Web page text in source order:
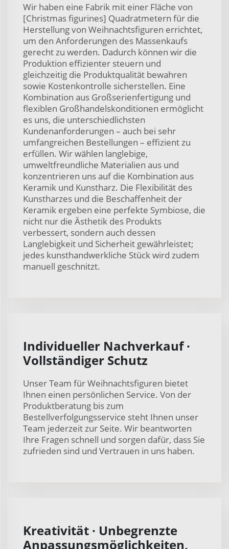
Wir haben eine Fabrik mit einer Fläche von
[Christmas figurines] Quadratmetern für die
Herstellung von Weihnachtsfiguren errichtet,
um den Anforderungen des Massenkaufs
gerecht zu werden. Dadurch können wir die
Produktion effizienter steuern und
gleichzeitig die Produktqualität bewahren
sowie Kostenkontrolle sicherstellen. Eine
Kombination aus Großserienfertigung und
flexiblen Großhandelskonditionen ermöglicht
es uns, die unterschiedlichsten
Kundenanforderungen – auch bei sehr
umfangreichen Bestellungen – effizient zu
erfüllen. Wir wählen langlebige,
umweltfreundliche Materialien aus und
konzentrieren uns auf die Kombination aus
Keramik und Kunstharz. Die Flexibilität des
Kunstharzes und die Beschaffenheit der
Keramik ergeben eine perfekte Symbiose, die
nicht nur die Ästhetik des Produkts
verbessert, sondern auch dessen
Langlebigkeit und Sicherheit gewährleistet;
jedes kunsthandwerkliche Stück wird zudem
manuell geschnitzt.
Individueller Nachverkauf ·
Vollständiger Schutz
Unser Team für Weihnachtsfiguren bietet
Ihnen einen persönlichen Service. Von der
Produktberatung bis zum
Bestellverfolgungsservice steht Ihnen unser
Team jederzeit zur Seite. Wir beantworten
Ihre Fragen schnell und sorgen dafür, dass Sie
zufrieden sind und Vertrauen in uns haben.
Kreativität · Unbegrenzte
Anpassungsmöglichkeiten,